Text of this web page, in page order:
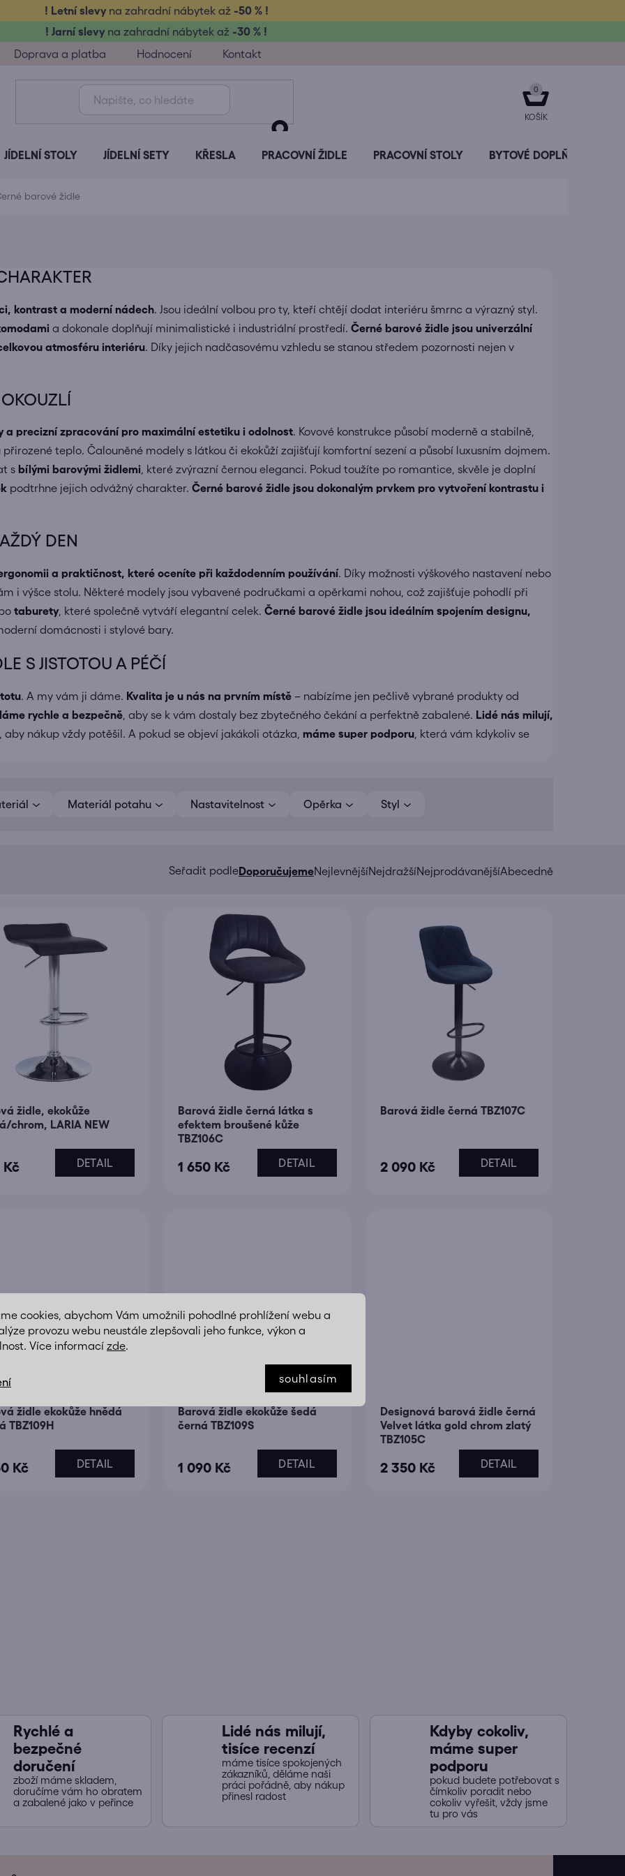
cookies, abychom Vám umožnili pohodlné prohlížení webu a
provozu webu neustále zlepšovali jeho funkce, výkon a
Více informací zde
souhlasím
! Letní slevy na zahradní nábytek až-50 % !
! Jarní slevy na zahradní nábytek až -30 % !
Doprava a platba Hodnocení Kontakt
NÁKUPNÍ
KOŠÍK
JÍDELNÍ STOLY JÍDELNÍ SETY KŘESLA PRACOVNÍ ŽIDLE PRACOVNÍ STOLY BYTOVÉ DOPLŇKY
barové židle
kontrast a moderní nádech . Jsou ideální volbou pro ty, kteří chtějí dodat interiéru šmrnc a výrazný styl.
a dokonale doplňují minimalistické i industriální prostředí. Černé barové židle jsou univerzální
atmosféru interiéru . Díky jejich nadčasovému vzhledu se stanou středem pozornosti nejen v
precizní zpracování pro maximální estetiku i odolnost. Kovové konstrukce působí moderně a stabilně,
teplo. Čalouněné modely s látkou či ekokůží zajišťují komfortní sezení a působí luxusním dojmem.
s bílými barovými židlemi , které zvýrazní černou eleganci. Pokud toužíte po romantice, skvěle je doplní
podtrhne jejich odvážný charakter. Černé barové židle jsou dokonalým prvkem pro vytvoření kontrastu i
DEN
a praktičnost, které oceníte při každodenním používání. Díky možnosti výškového nastavení nebo
i výšce stolu. Některé modely jsou vybavené područkami a opěrkami nohou, což zajišťuje pohodlí při
taburety, které společně vytváří elegantní celek. Černé barové židle jsou ideálním spojením designu,
domácnosti i stylové bary.
S JISTOTOU A PÉČÍ
. A my vám ji dáme. Kvalita je u nás na prvním místě – nabízíme jen pečlivě vybrané produkty od
rychle a bezpečně , aby se k vám dostaly bez zbytečného čekání a perfektně zabalené. Lidé nás milují,
nákup vždy potěšil. A pokud se objeví jakákoli otázka, máme super podporu , která vám kdykoliv se
Ř
DoporučujemeNejlevnějšíNejdražšíNejprodávanějšíAbecedně
Materiál potahu Nastavitelnost Opěrka Styl
židle, ekokůže
chrom, LARIA NEW
Kč DETAIL
Barová židle černá látka s
efektem broušené kůže
TBZ106C
1 650 Kč DETAIL
Barová židle černá TBZ107C
2 090 Kč DETAIL
židle ekokůže hnědá
TBZ109H
Kč DETAIL
Barová židle ekokůže šedá
černá TBZ109S
1 090 Kč DETAIL
Designová barová židle černá
Velvet látka gold chrom zlatý
TBZ105C
2 350 Kč DETAIL
Rychlé a
bezpečné
doručení
zboží máme skladem,
doručíme vám ho obratem
a zabalené jako v peřince
Lidé nás milují,
tisíce recenzí
máme tisíce spokojených
zákazníků, děláme naši
práci pořádně, aby nákup
přinesl radost
Kdyby cokoliv,
máme super
podporu
pokud budete potřebovat s
čímkoliv poradit nebo
cokoliv vyřešit, vždy jsme
tu pro vás